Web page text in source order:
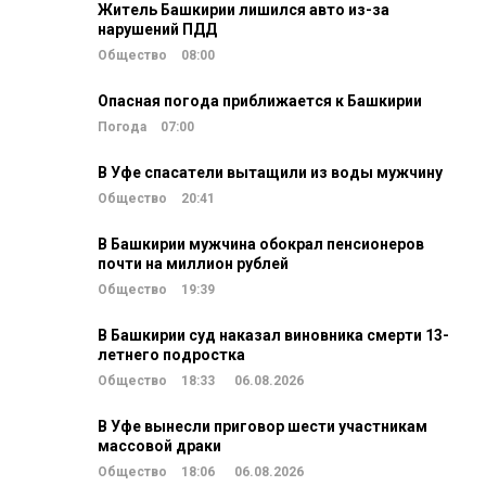
Житель Башкирии лишился авто из-за
нарушений ПДД
Общество 08:00
Опасная погода приближается к Башкирии
Погода 07:00
В Уфе спасатели вытащили из воды мужчину
Общество 20:41
В Башкирии мужчина обокрал пенсионеров
почти на миллион рублей
Общество 19:39
В Башкирии суд наказал виновника смерти 13-
летнего подростка
Общество 18:33 06.08.2026
В Уфе вынесли приговор шести участникам
массовой драки
Общество 18:06 06.08.2026